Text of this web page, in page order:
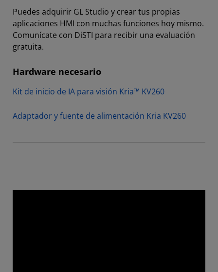
Puedes adquirir GL Studio y crear tus propias
aplicaciones HMI con muchas funciones hoy mismo.
Comunícate con DiSTI para recibir una evaluación
gratuita.
Hardware necesario
Kit de inicio de IA para visión Kria™ KV260
Adaptador y fuente de alimentación Kria KV260